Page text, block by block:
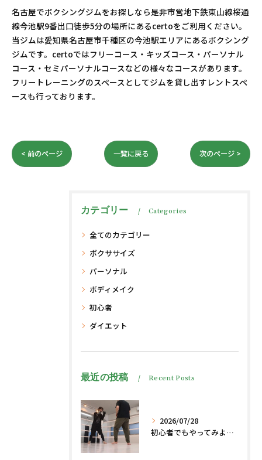
名古屋でボクシングジムをお探しなら是非市営地下鉄東山線桜通
線今池駅9番出口徒歩5分の場所にあるcertoをご利用ください。
当ジムは愛知県名古屋市千種区の今池駅エリアにあるボクシング
ジムです。certoではフリーコース・キッズコース・パーソナル
コース・セミパーソナルコースなどの様々なコースがあります。
フリートレーニングのスペースとしてジムを貸し出すレントスペ
ースも行っております。
< 前のページ 一覧に戻る 次のページ >
カテゴリー Categories
全てのカテゴリー
ボクササイズ
パーソナル
ボディメイク
初心者
ダイエット
最近の投稿 Recent Posts
2026/07/28
初心者でもやってみよう、格闘技でダイエット脂肪燃焼🔥